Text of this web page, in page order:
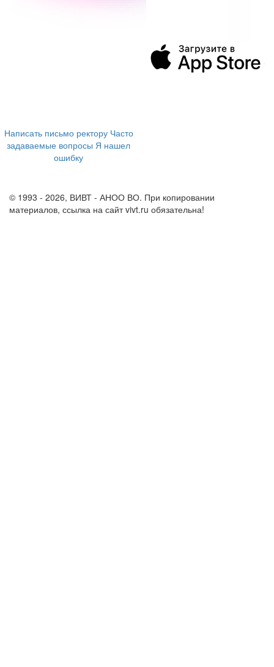
Написать письмо ректору Часто
задаваемые вопросы Я нашел
ошибку
© 1993 - 2026, ВИВТ - АНОО ВО. При копировании
материалов, ссылка на сайт vivt.ru обязательна!